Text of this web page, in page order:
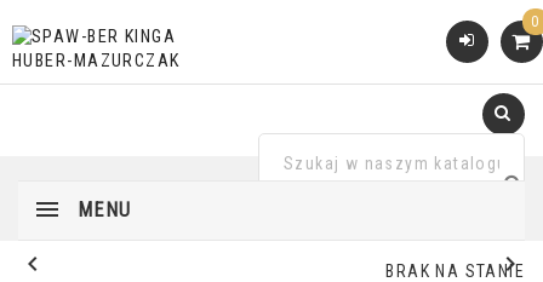
0
MENU
BRAK NA STANIE
 